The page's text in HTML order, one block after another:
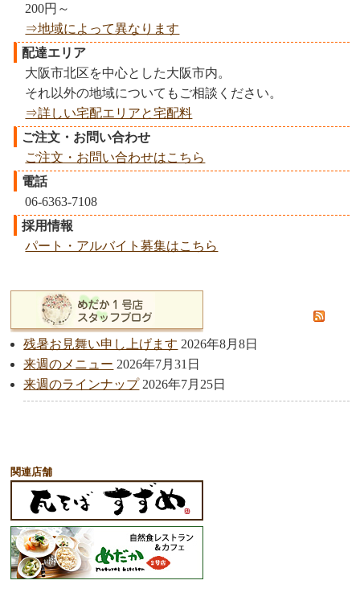
200円～
⇒地域によって異なります
配達エリア
大阪市北区を中心とした大阪市内。
それ以外の地域についてもご相談ください。
⇒詳しい宅配エリアと宅配料
ご注文・お問い合わせ
ご注文・お問い合わせはこちら
電話
06-6363-7108
採用情報
パート・アルバイト募集はこちら
残暑お見舞い申し上げます 2026年8月8日
来週のメニュー 2026年7月31日
来週のラインナップ 2026年7月25日
関連店舗